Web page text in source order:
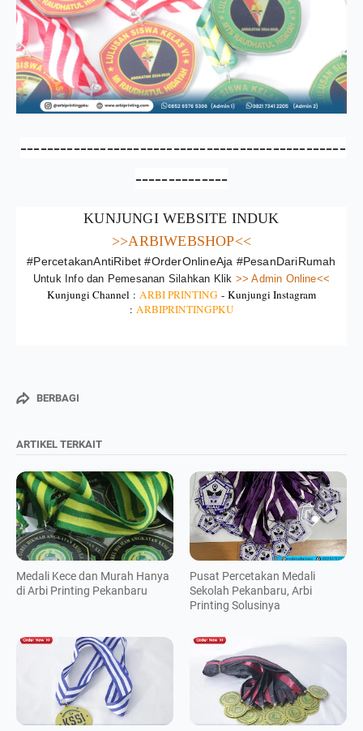
-------------------------------------------------
--------------
KUNJUNGI WEBSITE INDUK
>>ARBIWEBSHOP<<
#PercetakanAntiRibet #OrderOnlineAja #PesanDariRumah
Untuk Info dan Pemesanan Silahkan Klik >> Admin Online<<
Kunjungi Channel : ARBI PRINTING - Kunjungi Instagram
: ARBIPRINTINGPKU
BERBAGI
ARTIKEL TERKAIT
Medali Kece dan Murah Hanya
di Arbi Printing Pekanbaru
Pusat Percetakan Medali
Sekolah Pekanbaru, Arbi
Printing Solusinya